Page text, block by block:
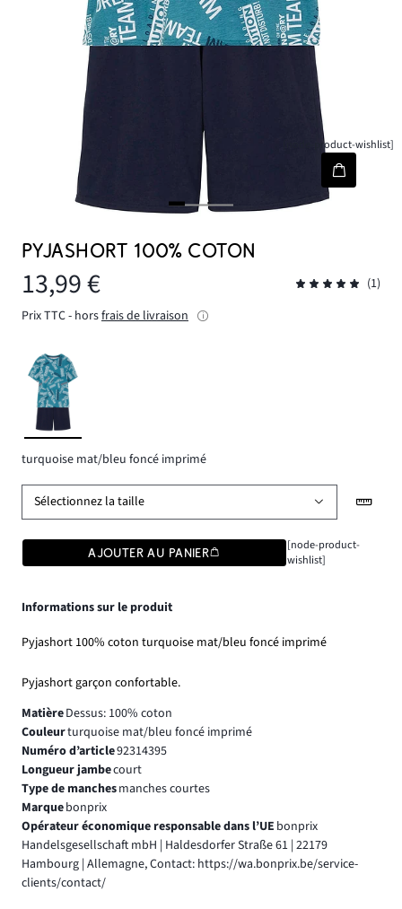
[node-product-wishlist]
PYJASHORT 100% COTON
13,99 €
(1)
Prix TTC - horsfrais de livraison
turquoise mat/bleu foncé imprimé
Sélectionnez la taille
AJOUTER AU PANIER
[node-product-
wishlist]
Informations sur le produit
Pyjashort 100% coton turquoise mat/bleu foncé imprimé
Pyjashort garçon confortable.
MatièreDessus: 100% coton
Couleurturquoise mat/bleu foncé imprimé
Numéro d’article92314395
Longueur jambecourt
Type de manchesmanches courtes
Marquebonprix
Opérateur économique responsable dans l’UE bonprix
Handelsgesellschaft mbH | Haldesdorfer Straße 61 | 22179
Hambourg | Allemagne, Contact: https://wa.bonprix.be/service-
clients/contact/